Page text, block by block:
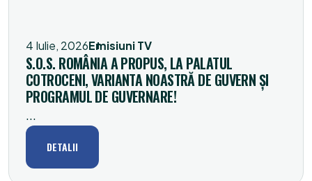
4 Iulie, 2026Emisiuni TV
S.O.S. ROMÂNIA A PROPUS, LA PALATUL
COTROCENI, VARIANTA NOASTRĂ DE GUVERN ȘI
PROGRAMUL DE GUVERNARE!
...
DETALII